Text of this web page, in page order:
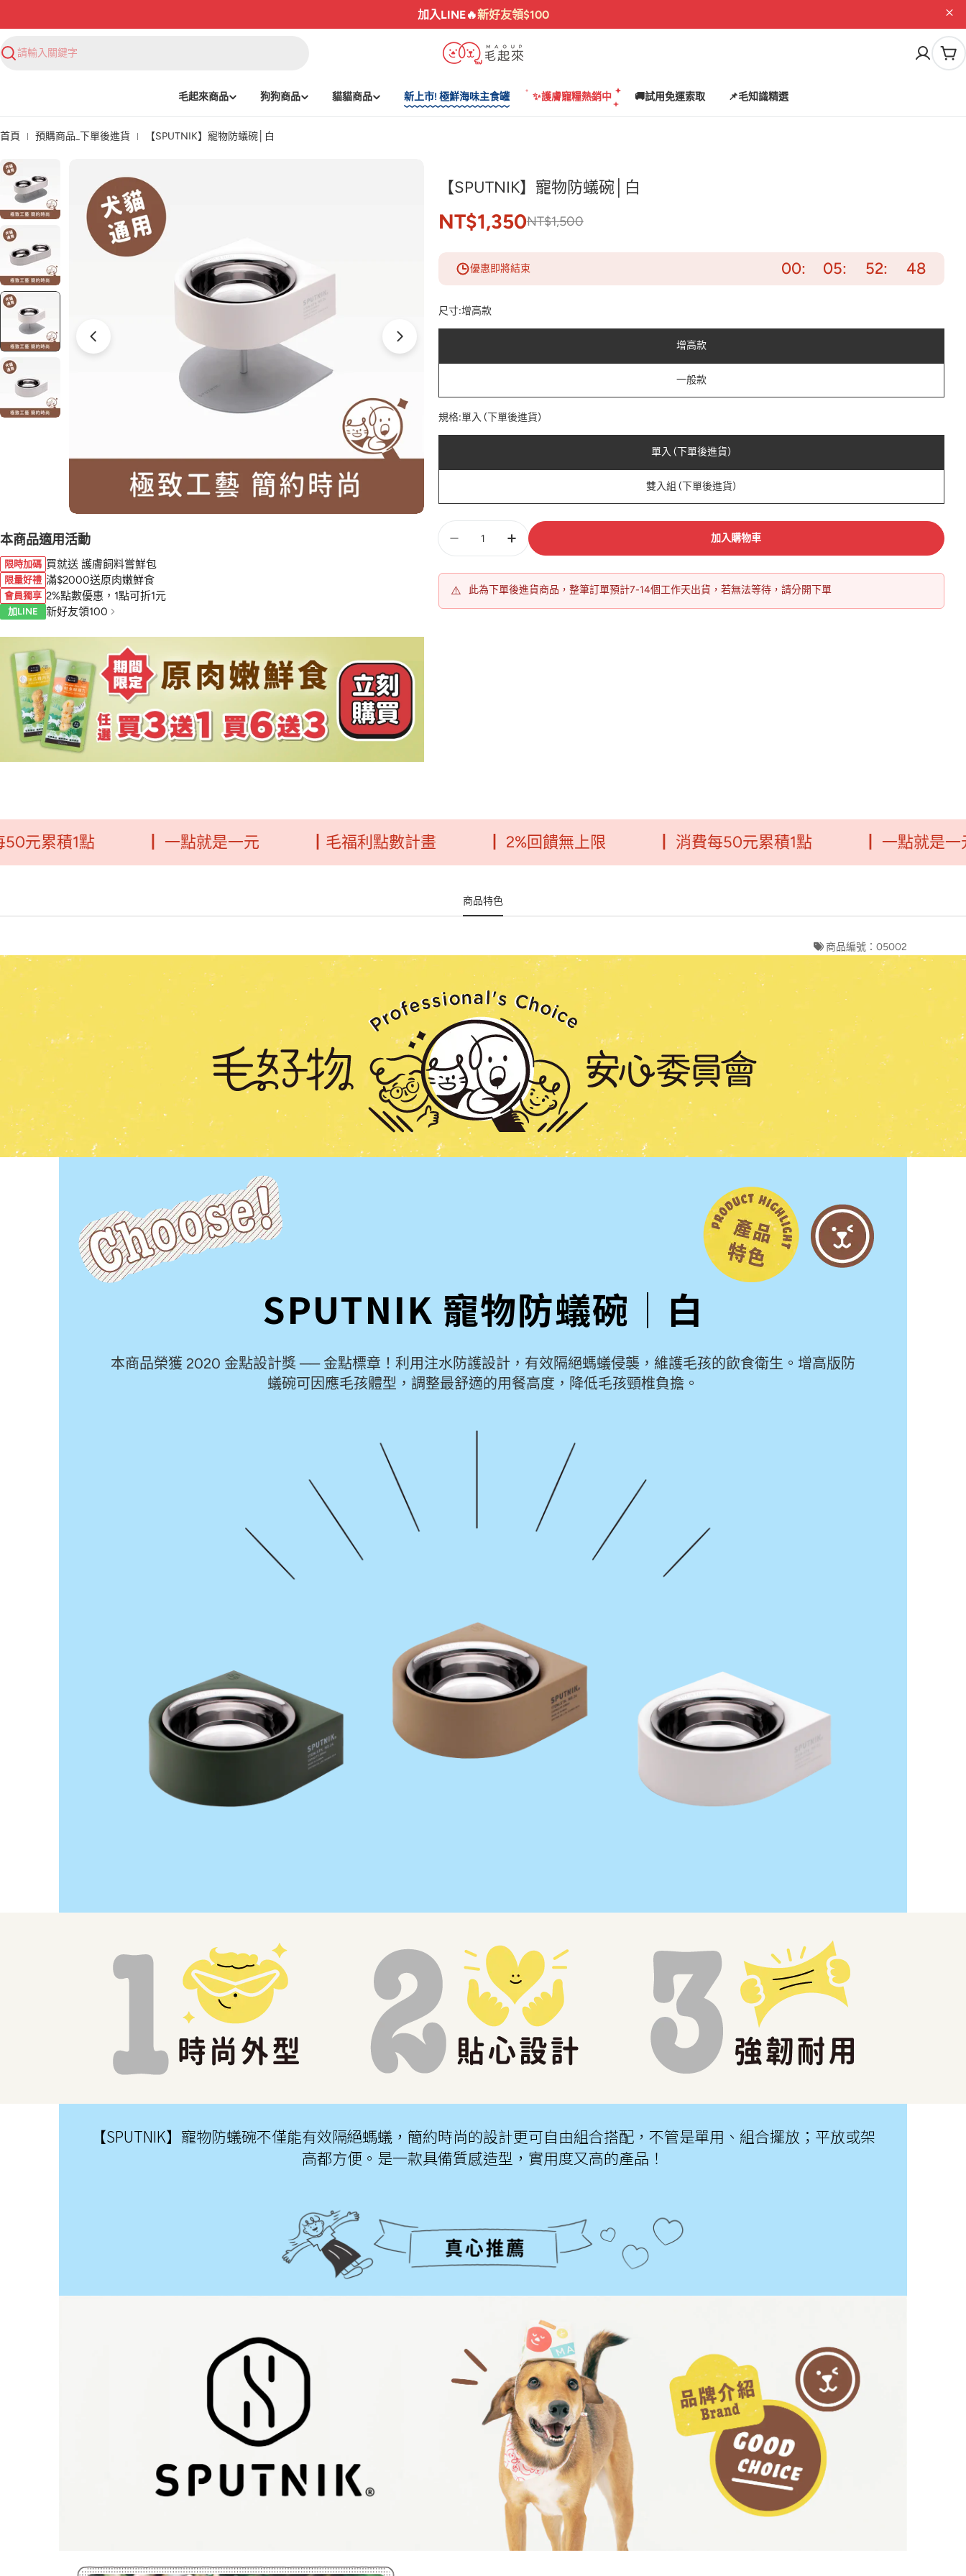
加入LINE🔥新好友領$100
搜
購
毛起來商品 狗狗商品 貓貓商品 新上市! 極鮮海味主食罐 ✨護膚寵糧熱銷中 🚚試用免運索取 📌毛知識精選
首頁 預購商品_下單後進貨 【SPUTNIK】寵物防蟻碗│白
本商品適用活動
限時加碼 買就送 護膚飼料嘗鮮包
限量好禮 滿$2000送原肉嫩鮮食
會員獨享 2%點數優惠，1點可折1元
加LINE 新好友領100
【SPUTNIK】寵物防蟻碗│白
NT$1,350NT$1,500
優惠即將結束 00 05 52 46
尺寸:增高款
增高款
一般款
規格:單入 (下單後進貨)
單入 (下單後進貨)
雙入組 (下單後進貨)
加入購物車
⚠️ 此為下單後進貨商品，整筆訂單預計7-14個工作天出貨，若無法等待，請分開下單
積1點 ┃ 一點就是一元 ┃毛福利點數計畫 ┃ 2%回饋無上限 ┃ 消費每50元累積1點 ┃ 一點就是一元
商品特色
商品編號：05002
SPUTNIK 寵物防蟻碗│白
本商品榮獲 2020 金點設計獎 ── 金點標章！利用注水防護設計，有效隔絕螞蟻侵襲，維護毛孩的飲食衛生。增高版防
蟻碗可因應毛孩體型，調整最舒適的用餐高度，降低毛孩頸椎負擔。
【SPUTNIK】寵物防蟻碗不僅能有效隔絕螞蟻，簡約時尚的設計更可自由組合搭配，不管是單用、組合擺放；平放或架
高都方便。是一款具備質感造型，實用度又高的產品！